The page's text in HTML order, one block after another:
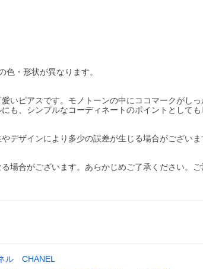
・形状が異なります。
いピアスです。モノトーンの中にココマークがし
も、シンプルなコーディネートのポイントとしても
デザインにより多少の誤差が生じる場合がございま
場合がございます。あらかじめご了承ください。
ル CHANEL